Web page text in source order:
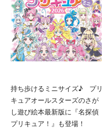
持ち歩けるミニサイズ♪ プリ
キュアオールスターズのさが
し遊び絵本最新版に『名探偵
プリキュア！』も登場！